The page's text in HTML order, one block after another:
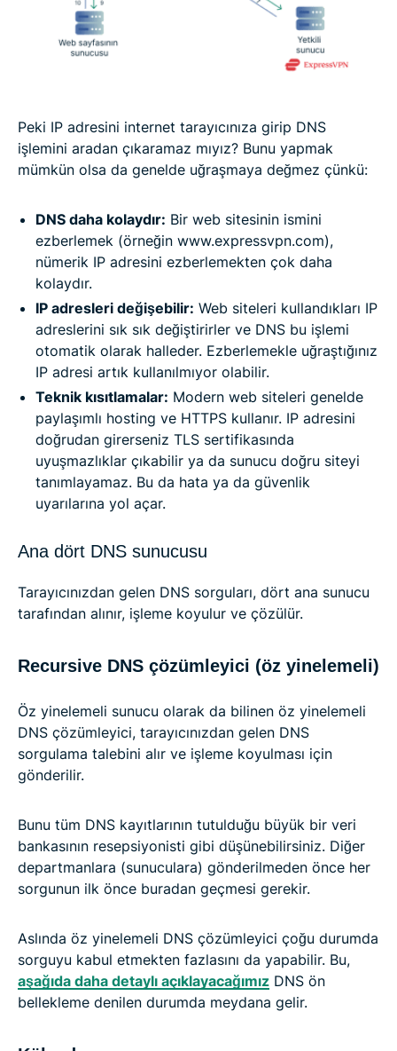
Peki IP adresini internet tarayıcınıza girip DNS
işlemini aradan çıkaramaz mıyız? Bunu yapmak
mümkün olsa da genelde uğraşmaya değmez çünkü:
DNS daha kolaydır: Bir web sitesinin ismini
ezberlemek (örneğin www.expressvpn.com),
nümerik IP adresini ezberlemekten çok daha
kolaydır.
IP adresleri değişebilir: Web siteleri kullandıkları IP
adreslerini sık sık değiştirirler ve DNS bu işlemi
otomatik olarak halleder. Ezberlemekle uğraştığınız
IP adresi artık kullanılmıyor olabilir.
Teknik kısıtlamalar: Modern web siteleri genelde
paylaşımlı hosting ve HTTPS kullanır. IP adresini
doğrudan girerseniz TLS sertifikasında
uyuşmazlıklar çıkabilir ya da sunucu doğru siteyi
tanımlayamaz. Bu da hata ya da güvenlik
uyarılarına yol açar.
Ana dört DNS sunucusu
Tarayıcınızdan gelen DNS sorguları, dört ana sunucu
tarafından alınır, işleme koyulur ve çözülür.
Recursive DNS çözümleyici (öz yinelemeli)
Öz yinelemeli sunucu olarak da bilinen öz yinelemeli
DNS çözümleyici, tarayıcınızdan gelen DNS
sorgulama talebini alır ve işleme koyulması için
gönderilir.
Bunu tüm DNS kayıtlarının tutulduğu büyük bir veri
bankasının resepsiyonisti gibi düşünebilirsiniz. Diğer
departmanlara (sunuculara) gönderilmeden önce her
sorgunun ilk önce buradan geçmesi gerekir.
Aslında öz yinelemeli DNS çözümleyici çoğu durumda
sorguyu kabul etmekten fazlasını da yapabilir. Bu,
aşağıda daha detaylı açıklayacağımız DNS ön
bellekleme denilen durumda meydana gelir.